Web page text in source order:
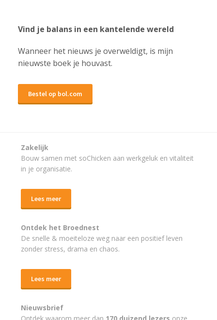
Vind je balans in een kantelende wereld
Wanneer het nieuws je overweldigt, is mijn
nieuwste boek je houvast.
Bestel op bol.com
Zakelijk
Bouw samen met soChicken aan werkgeluk en vitaliteit
in je organisatie.
Lees meer
Ontdek het Broednest
De snelle & moeiteloze weg naar een positief leven
zonder stress, drama en chaos.
Lees meer
Nieuwsbrief